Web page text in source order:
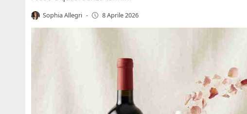
Sophia Allegri - 8 Aprile 2026